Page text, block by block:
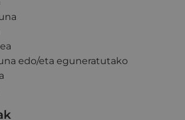
edo/eta eguneratutako